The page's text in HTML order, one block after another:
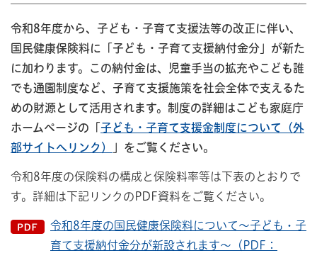
令和8年度から、子ども・子育て支援法等の改正に伴い、
国民健康保険料に「子ども・子育て支援納付金分」が新た
に加わります。この納付金は、児童手当の拡充やこども誰
でも通園制度など、子育て支援施策を社会全体で支えるた
めの財源として活用されます。 制度の詳細はこども家庭庁
ホームページの「 子ども・子育て支援金制度について（外
部サイトへリンク）
」をご覧ください。
令和8年度の保険料の構成と保険料率等は下表のとおりで
す。詳細は下記リンクのPDF資料をご覧ください。
令和8年度の国民健康保険料について～子ども・子
育て支援納付金分が新設されます～（PDF：